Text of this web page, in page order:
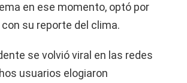
en ese momento, optó por
su reporte del clima.
se volvió viral en las redes
usuarios elogiaron